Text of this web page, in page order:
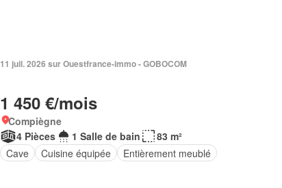
11 juil. 2026 sur Ouestfrance-immo - GOBOCOM
1 450 €/mois
Compiègne
4 Pièces
1 Salle de bain
83 m²
Cave
Cuisine équipée Entièrement meublé